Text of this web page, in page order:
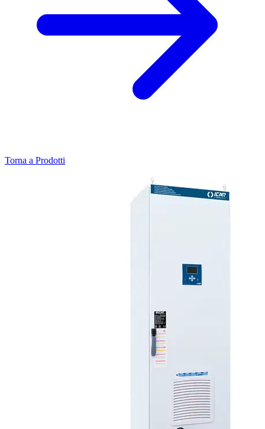
Torna a Prodotti